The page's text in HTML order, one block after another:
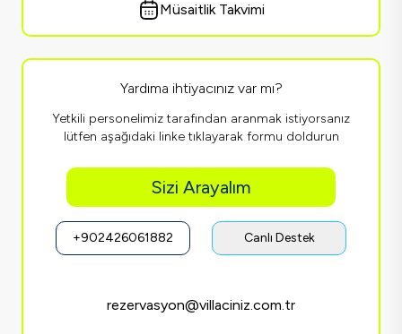
Müsaitlik Takvimi
Yardıma ihtiyacınız var mı?
Yetkili personelimiz tarafından aranmak istiyorsanız
lütfen aşağıdaki linke tıklayarak formu doldurun
Sizi Arayalım
+902426061882 Canlı Destek
rezervasyon@villaciniz.com.tr